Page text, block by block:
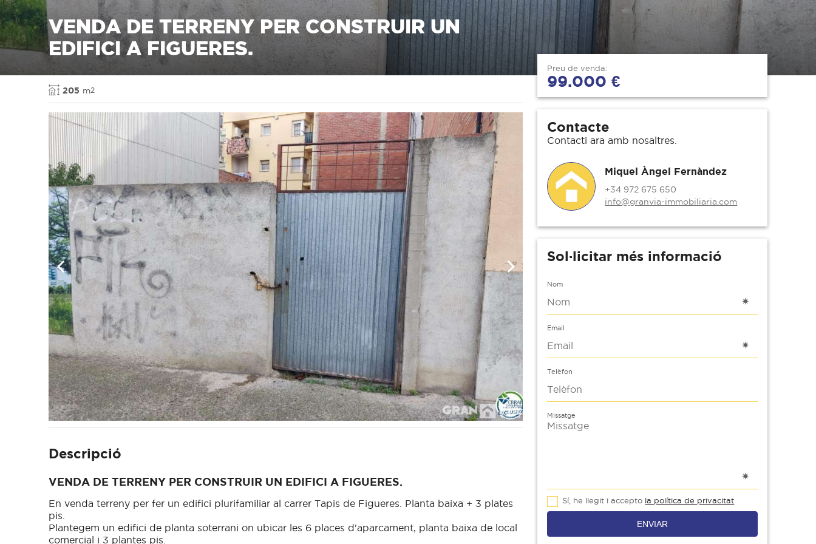
VENDA DE TERRENY PER CONSTRUIR UN
EDIFICI A FIGUERES.
205 m2
Descripció
VENDA DE TERRENY PER CONSTRUIR UN EDIFICI A FIGUERES.
En venda terreny per fer un edifici plurifamiliar al carrer Tapis de Figueres. Planta baixa + 3 plates
pis.
Plantegem un edifici de planta soterrani on ubicar les 6 places d'aparcament, planta baixa de local
comercial i 3 plantes pis.
Preu de venda:
99.000 €
Contacte
Contacti ara amb nosaltres.
Miquel Àngel Fernàndez
+34 972 675 650
info@granvia-immobiliaria.com
Sol·licitar més informació
Nom
Email
Telèfon
Missatge
Sí, he llegit i accepto la política de privacitat
ENVIAR